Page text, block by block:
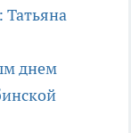
Татьяна
днем